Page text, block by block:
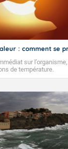
: comment se
sur
de température.